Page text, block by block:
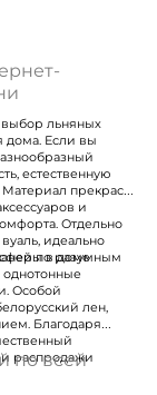
выбор льняных
дома. Если вы
естественную
Материал прекрасно
и
Отдельно
идеально
в доме
по разумным
однотонные
Особой
лен,
Благодаря
и распродажи
по всей